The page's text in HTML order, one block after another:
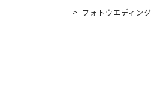
フォトウエディング